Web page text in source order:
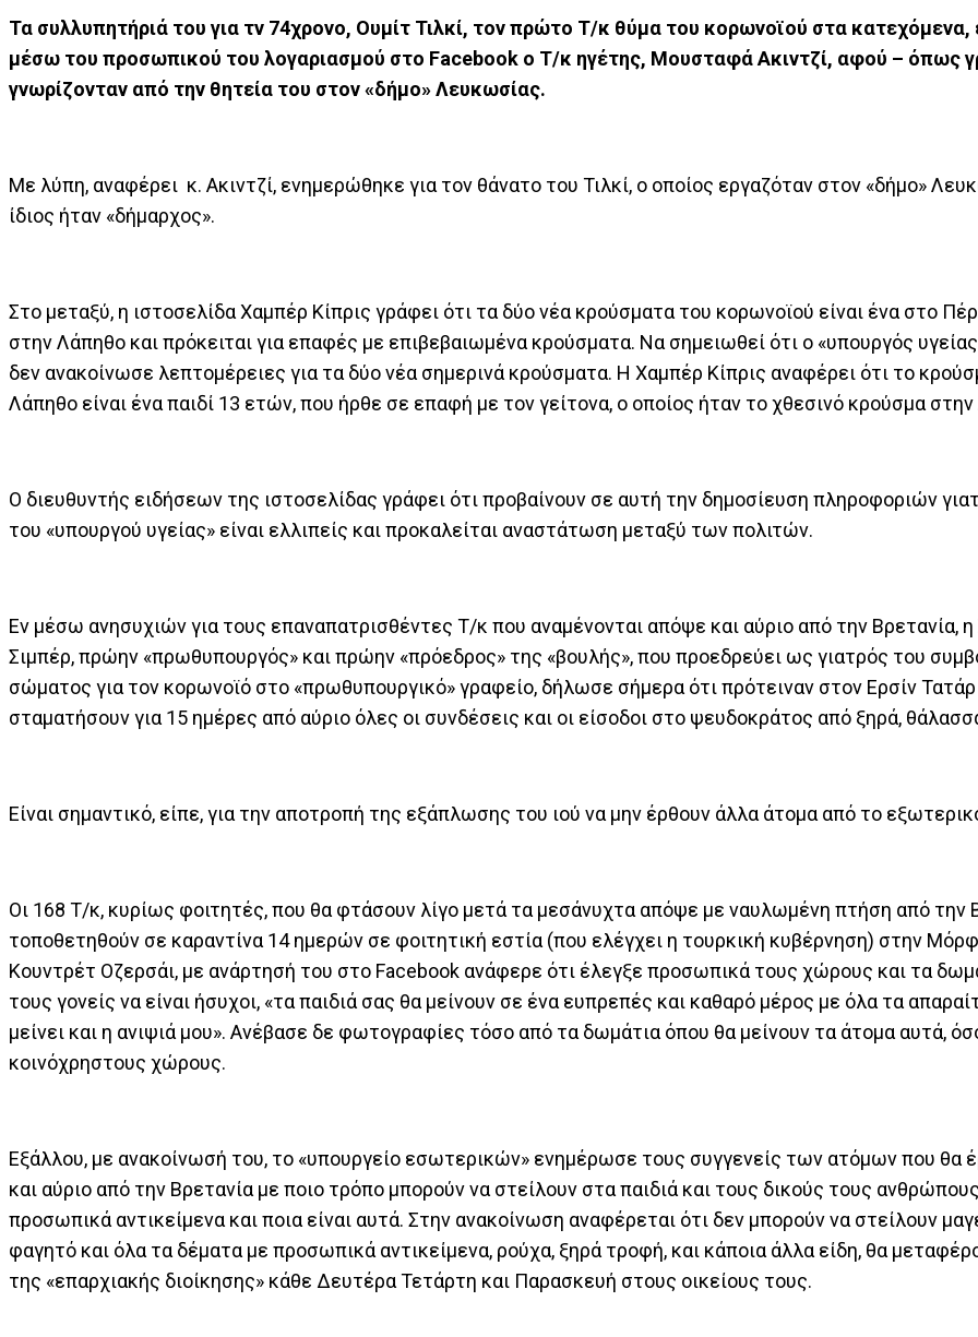
Τα συλλυπητήριά του για τν 74χρονο, Ουμίτ Τιλκί, τον πρώτο Τ/κ θύμα του κορωνοϊού στα
μέσω του προσωπικού του λογαριασμού στο Facebook ο Τ/κ ηγέτης, Μουσταφά Ακιντζί, αφού – όπως
γνωρίζονταν από την θητεία του στον «δήμο» Λευκωσίας.
Με λύπη, αναφέρει κ. Ακιντζί, ενημερώθηκε για τον θάνατο του Τιλκί, ο οποίος εργαζόταν στον «δήμο»
ίδιος ήταν «δήμαρχος».
Στο μεταξύ, η ιστοσελίδα Χαμπέρ Κίπρις γράφει ότι τα δύο νέα κρούσματα του κορωνοϊού είναι ένα στο
στην Λάπηθο και πρόκειται για επαφές με επιβεβαιωμένα κρούσματα. Να σημειωθεί ότι ο «υπουργός
δεν ανακοίνωσε λεπτομέρειες για τα δύο νέα σημερινά κρούσματα. Η Χαμπέρ Κίπρις αναφέρει ότι το
Λάπηθο είναι ένα παιδί 13 ετών, που ήρθε σε επαφή με τον γείτονα, ο οποίος ήταν το χθεσινό κρούσμα
Ο διευθυντής ειδήσεων της ιστοσελίδας γράφει ότι προβαίνουν σε αυτή την δημοσίευση πληροφοριών
του «υπουργού υγείας» είναι ελλιπείς και προκαλείται αναστάτωση μεταξύ των πολιτών.
Εν μέσω ανησυχιών για τους επαναπατρισθέντες Τ/κ που αναμένονται απόψε και αύριο από την Βρετανία, η
Σιμπέρ, πρώην «πρωθυπουργός» και πρώην «πρόεδρος» της «βουλής», που προεδρεύει ως γιατρός του
σώματος για τον κορωνοϊό στο «πρωθυπουργικό» γραφείο, δήλωσε σήμερα ότι πρότειναν στον Ερσίν
σταματήσουν για 15 ημέρες από αύριο όλες οι συνδέσεις και οι είσοδοι στο ψευδοκράτος από ξηρά,
Είναι σημαντικό, είπε, για την αποτροπή της εξάπλωσης του ιού να μην έρθουν άλλα άτομα από το
Οι 168 Τ/κ, κυρίως φοιτητές, που θα φτάσουν λίγο μετά τα μεσάνυχτα απόψε με ναυλωμένη πτήση από την
τοποθετηθούν σε καραντίνα 14 ημερών σε φοιτητική εστία (που ελέγχει η τουρκική κυβέρνηση) στην
Κουντρέτ Οζερσάι, με ανάρτησή του στο Facebook ανάφερε ότι έλεγξε προσωπικά τους χώρους και τα
τους γονείς να είναι ήσυχοι, «τα παιδιά σας θα μείνουν σε ένα ευπρεπές και καθαρό μέρος με όλα τα
μείνει και η ανιψιά μου». Ανέβασε δε φωτογραφίες τόσο από τα δωμάτια όπου θα μείνουν τα άτομα αυτά,
κοινόχρηστους χώρους.
Εξάλλου, με ανακοίνωσή του, το «υπουργείο εσωτερικών» ενημέρωσε τους συγγενείς των ατόμων που θα
και αύριο από την Βρετανία με ποιο τρόπο μπορούν να στείλουν στα παιδιά και τους δικούς τους
προσωπικά αντικείμενα και ποια είναι αυτά. Στην ανακοίνωση αναφέρεται ότι δεν μπορούν να στείλουν
φαγητό και όλα τα δέματα με προσωπικά αντικείμενα, ρούχα, ξηρά τροφή, και κάποια άλλα είδη, θα
της «επαρχιακής διοίκησης» κάθε Δευτέρα Τετάρτη και Παρασκευή στους οικείους τους.